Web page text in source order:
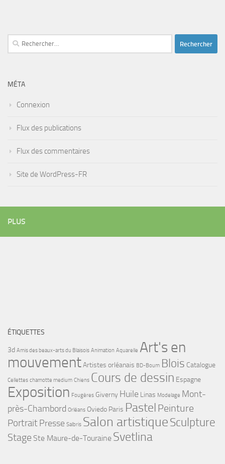
Rechercher :
MÉTA
Connexion
Flux des publications
Flux des commentaires
Site de WordPress-FR
PLUS
ÉTIQUETTES
3d Amis des beaux-arts du Blaisois Animation Aquarelle Art's en
mouvementArtistes orléanais BD-Boum Blois Catalogue
Cellettes chamotte medium Chiens Cours de dessin Espagne
Exposition Fougères Giverny Huile Linas Modelage Mont-
près-Chambord Orléans Oviedo Paris Pastel Peinture
Portrait Presse Salbris Salon artistiqueSculpture
Stage Ste Maure-de-Touraine Svetlina